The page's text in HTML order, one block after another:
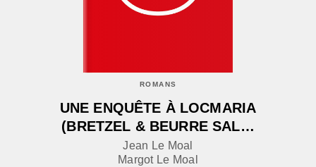
ROMANS
UNE ENQUÊTE À LOCMARIA
(BRETZEL & BEURRE SAL…
Jean Le Moal
Margot Le Moal